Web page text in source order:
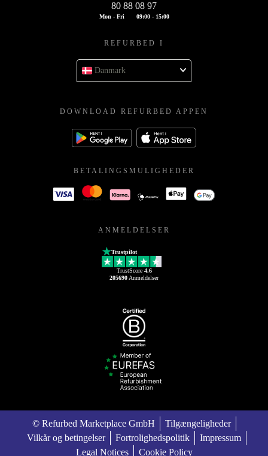
80 88 08 97
Mon - Fri 09:00 - 15:00
REFURBED I
Danmark
DOWNLOAD REFURBED APPEN
BETALINGSMULIGHEDER
ANMELDELSER
Trustpilot
TrustScore 4.6
205690 Anmeldelser
© Refurbed Marketplace GmbH
Tilgængeligheder
Vilkår og betingelser
Fortrolighedspolitik
Impressum
Legal Notices
Cookie Policy